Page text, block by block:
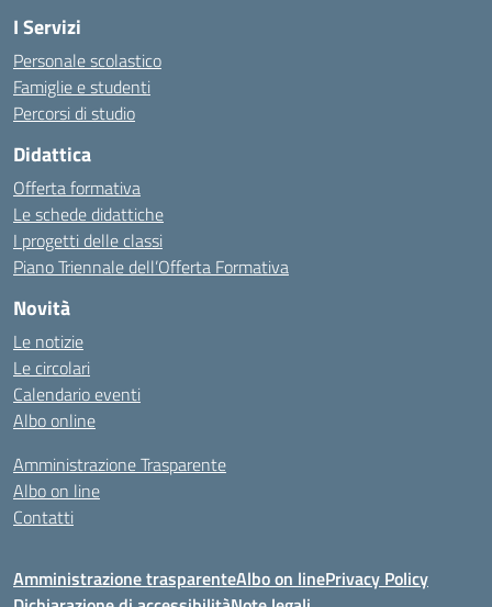
I Servizi
Personale scolastico
Famiglie e studenti
Percorsi di studio
Didattica
Offerta formativa
Le schede didattiche
I progetti delle classi
Piano Triennale dell’Offerta Formativa
Novità
Le notizie
Le circolari
Calendario eventi
Albo online
Amministrazione Trasparente
Albo on line
Contatti
Amministrazione trasparenteAlbo on linePrivacy Policy